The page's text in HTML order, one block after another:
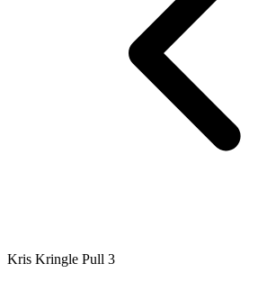
Kris Kringle Pull 3